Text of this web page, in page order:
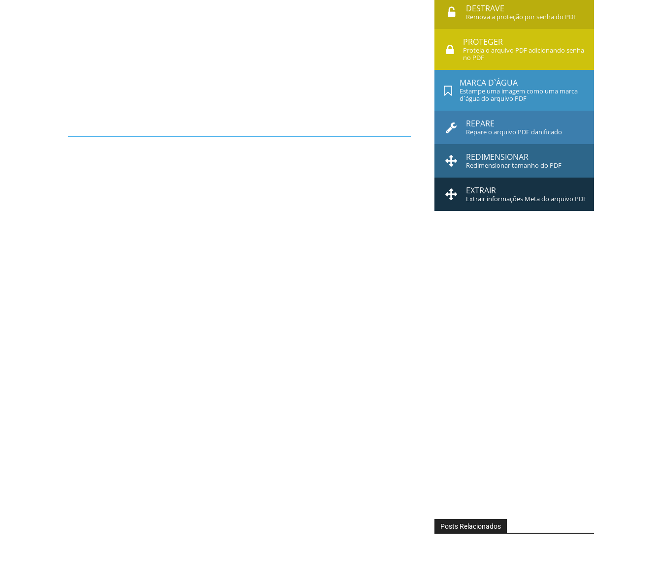
DESTRAVE
Remova a proteção por senha do PDF
PROTEGER
Proteja o arquivo PDF adicionando senha
no PDF
MARCA D`ÁGUA
Estampe uma imagem como uma marca
d`água do arquivo PDF
REPARE
Repare o arquivo PDF danificado
REDIMENSIONAR
Redimensionar tamanho do PDF
EXTRAIR
Extrair informações Meta do arquivo PDF
Posts Relacionados